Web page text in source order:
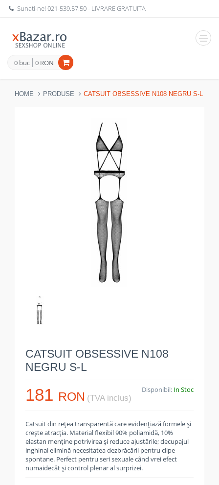
Sunati-ne!021-539.57.50- LIVRARE GRATUITA
0 buc 0 RON
HOME PRODUSE CATSUIT OBSESSIVE N108 NEGRU S-L
CATSUIT OBSESSIVE N108
NEGRU S-L
181 RON (TVA inclus)
Disponibil: In Stoc
Catsuit din rețea transparentă care evidențiază formele și
crește atracția. Material flexibil 90% poliamidă, 10%
elastan menține potrivirea și reduce ajustările; decupajul
inghinal elimină necesitatea dezbrăcării pentru clipe
spontane. Perfect pentru seri sexuale când vrei efect
numaidecât și control plenar al surprizei.